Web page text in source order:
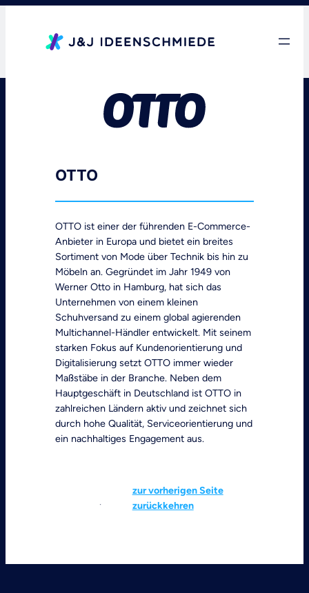
OTTO
OTTO ist einer der führenden E-Commerce-
Anbieter in Europa und bietet ein breites
Sortiment von Mode über Technik bis hin zu
Möbeln an. Gegründet im Jahr 1949 von
Werner Otto in Hamburg, hat sich das
Unternehmen von einem kleinen
Schuhversand zu einem global agierenden
Multichannel-Händler entwickelt. Mit seinem
starken Fokus auf Kundenorientierung und
Digitalisierung setzt OTTO immer wieder
Maßstäbe in der Branche. Neben dem
Hauptgeschäft in Deutschland ist OTTO in
zahlreichen Ländern aktiv und zeichnet sich
durch hohe Qualität, Serviceorientierung und
ein nachhaltiges Engagement aus.
zur vorherigen Seite
zurückkehren